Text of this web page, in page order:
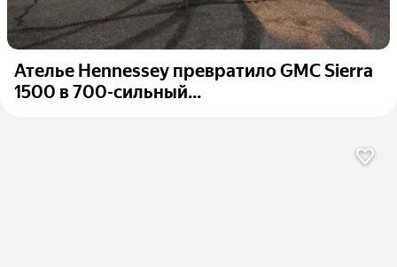
Ателье Hennessey превратило GMC Sierra
1500 в 700-сильный...